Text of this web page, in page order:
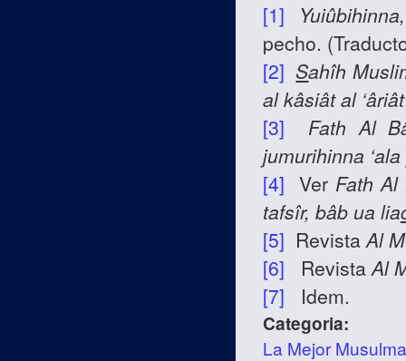
[1] Yuiûbihinna,
pecho.
[2] Sahîh
al kâsiât al ‘âriât
[3]
Fath Al
jumurihinna
[4] Ver Fath Al
tafsîr, bâb ua lia
[5] RevistaAl
[6] RevistaAl
[7] Idem.
Categoria:
La Mejor